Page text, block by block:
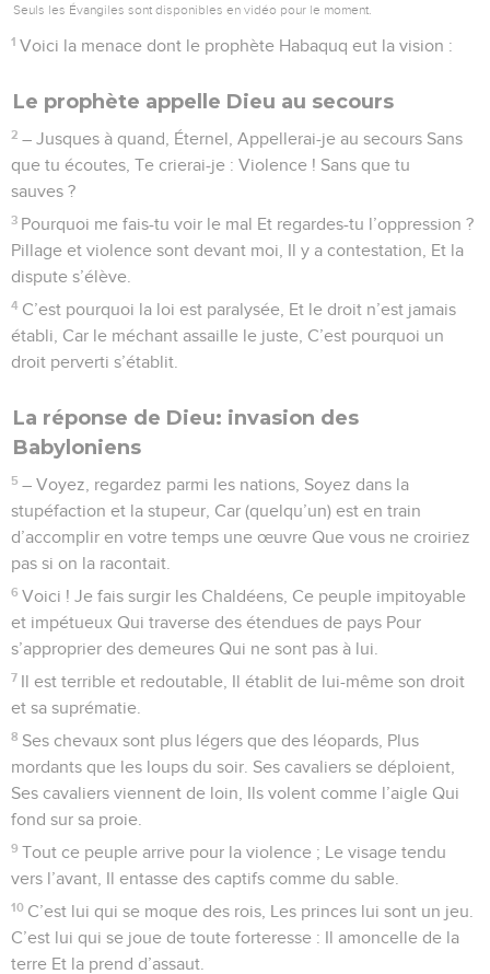
Seuls les Évangiles sont disponibles en vidéo pour le moment.
1 Voici la menace dont le prophète Habaquq eut la vision :
Le prophète appelle Dieu au secours
2 – Jusques à quand, Éternel, Appellerai-je au secours Sans
que tu écoutes, Te crierai-je : Violence ! Sans que tu
sauves ?
3 Pourquoi me fais-tu voir le mal Et regardes-tu l’oppression ?
Pillage et violence sont devant moi, Il y a contestation, Et la
dispute s’élève.
4 C’est pourquoi la loi est paralysée, Et le droit n’est jamais
établi, Car le méchant assaille le juste, C’est pourquoi un
droit perverti s’établit.
La réponse de Dieu: invasion des
Babyloniens
5 – Voyez, regardez parmi les nations, Soyez dans la
stupéfaction et la stupeur, Car (quelqu’un) est en train
d’accomplir en votre temps une œuvre Que vous ne croiriez
pas si on la racontait.
6 Voici ! Je fais surgir les Chaldéens, Ce peuple impitoyable
et impétueux Qui traverse des étendues de pays Pour
s’approprier des demeures Qui ne sont pas à lui.
7 Il est terrible et redoutable, Il établit de lui-même son droit
et sa suprématie.
8 Ses chevaux sont plus légers que des léopards, Plus
mordants que les loups du soir. Ses cavaliers se déploient,
Ses cavaliers viennent de loin, Ils volent comme l’aigle Qui
fond sur sa proie.
9 Tout ce peuple arrive pour la violence ; Le visage tendu
vers l’avant, Il entasse des captifs comme du sable.
10 C’est lui qui se moque des rois, Les princes lui sont un jeu.
C’est lui qui se joue de toute forteresse : Il amoncelle de la
terre Et la prend d’assaut.